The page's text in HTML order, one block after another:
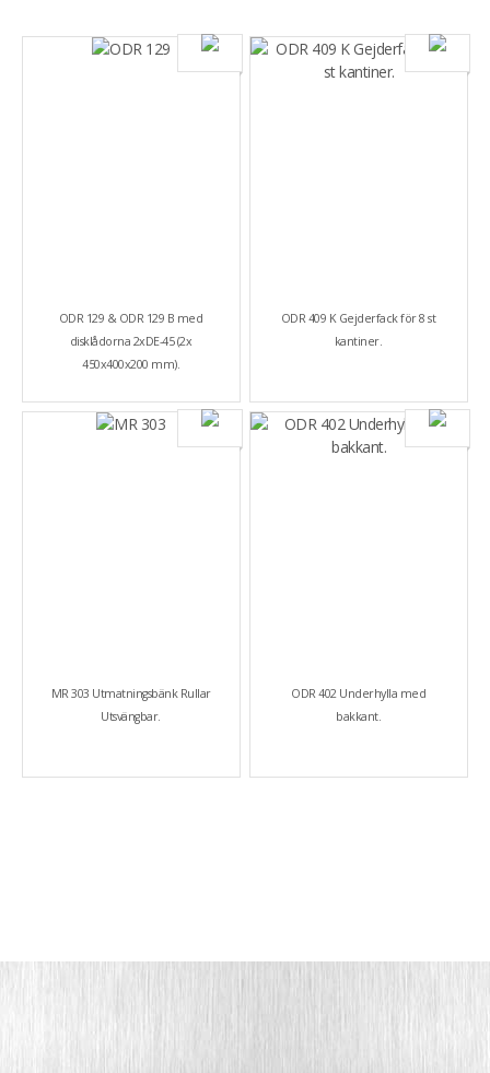
ODR 129 & ODR 129 B med
disklådorna 2xDE-45 (2x
450x400x200 mm).
ODR 409 K Gejderfack för 8 st
kantiner.
MR 303 Utmatningsbänk Rullar
Utsvängbar.
ODR 402 Underhylla med
bakkant.